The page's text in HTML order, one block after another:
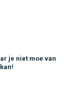
je niet moe van